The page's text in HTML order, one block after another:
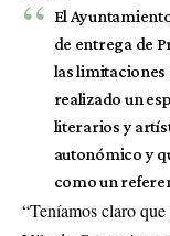
El
de entrega de
las limitaciones
realizado un
literarios y
autonómico y
como un
“Teníamos claro